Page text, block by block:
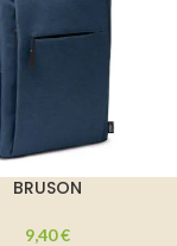
BRUSON
9,40€